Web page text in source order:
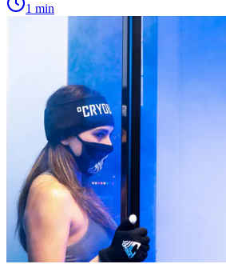
1 min